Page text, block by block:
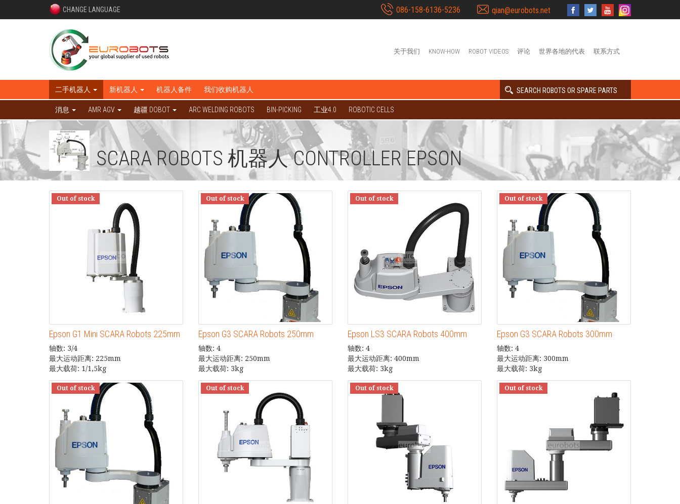
CHANGE LANGUAGE 086-158-6136-5236 qian@eurobots.net
关于我们 KNOW-HOW ROBOT VIDEOS 评论 世界各地的代表 联系方式
二手机器人 新机器人 机器人备件 我们收购机器人 SEARCH ROBOTS OR SPARE PARTS
消息 AMR AGV 越疆 DOBOT ARC WELDING ROBOTS BIN-PICKING 工业4.0 ROBOTIC CELLS
SCARA ROBOTS 机器人 CONTROLLER EPSON
Out of stock
Epson G1 Mini SCARA Robots 225mm
轴数: 3/4
最大运动距离: 225mm
最大载荷: 1/1,5kg
Out of stock
Epson G3 SCARA Robots 250mm
轴数: 4
最大运动距离: 250mm
最大载荷: 3kg
Out of stock
Epson LS3 SCARA Robots 400mm
轴数: 4
最大运动距离: 400mm
最大载荷: 3kg
Out of stock
Epson G3 SCARA Robots 300mm
轴数: 4
最大运动距离: 300mm
最大载荷: 3kg
Out of stock Out of stock Out of stock Out of stock